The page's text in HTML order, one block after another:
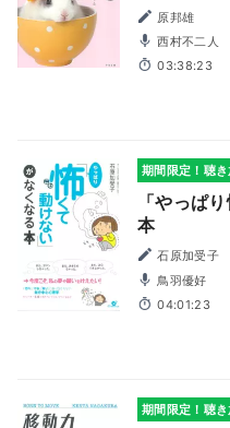
原邦雄
西村不二人
03:38:23
期間限定！聴
「やっぱ
本
石原加受子
鳥羽優好
04:01:23
期間限定！聴